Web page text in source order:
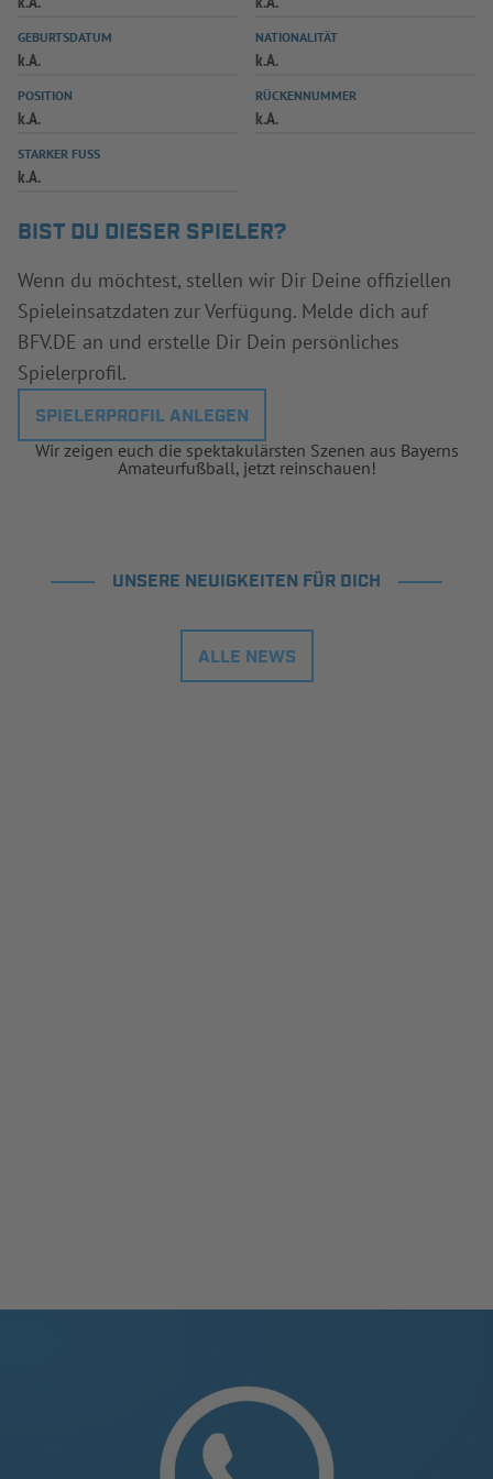
SPIELPLUS
GEBURTSDATUM
k.A.
NATIONALITÄT
k.A.
POSITION
k.A.
RÜCKENNUMMER
k.A.
STARKER FUSS
k.A.
BIST DU DIESER SPIELER?
Wenn du möchtest, stellen wir Dir Deine offiziellen
Spieleinsatzdaten zur Verfügung. Melde dich auf
BFV.DE an und erstelle Dir Dein persönliches
Spielerprofil.
SPIELERPROFIL ANLEGEN
Wir zeigen euch die spektakulärsten Szenen aus Bayerns
Amateurfußball, jetzt reinschauen!
UNSERE NEUIGKEITEN FÜR DICH
ALLE NEWS